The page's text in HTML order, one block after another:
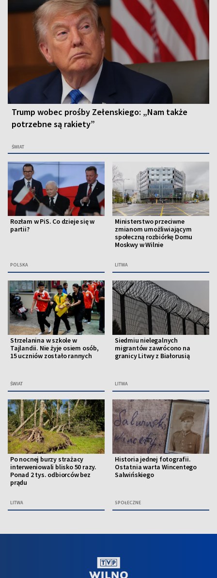
Trump wobec prośby Zełenskiego: „Nam także
potrzebne są rakiety”
ŚWIAT
Rozłam w PiS. Co dzieje się w
partii?
POLSKA
Ministerstwo przeciwne
zmianom umożliwiającym
społeczną rozbiórkę Domu
Moskwy w Wilnie
LITWA
Strzelanina w szkole w
Tajlandii. Nie żyje osiem osób,
15 uczniów zostało rannych
ŚWIAT
Siedmiu nielegalnych
migrantów zawrócono na
granicy Litwy z Białorusią
LITWA
Po nocnej burzy strażacy
interweniowali blisko 50 razy.
Ponad 2 tys. odbiorców bez
prądu
LITWA
Historia jednej fotografii.
Ostatnia warta Wincentego
Salwińskiego
SPOŁECZNE